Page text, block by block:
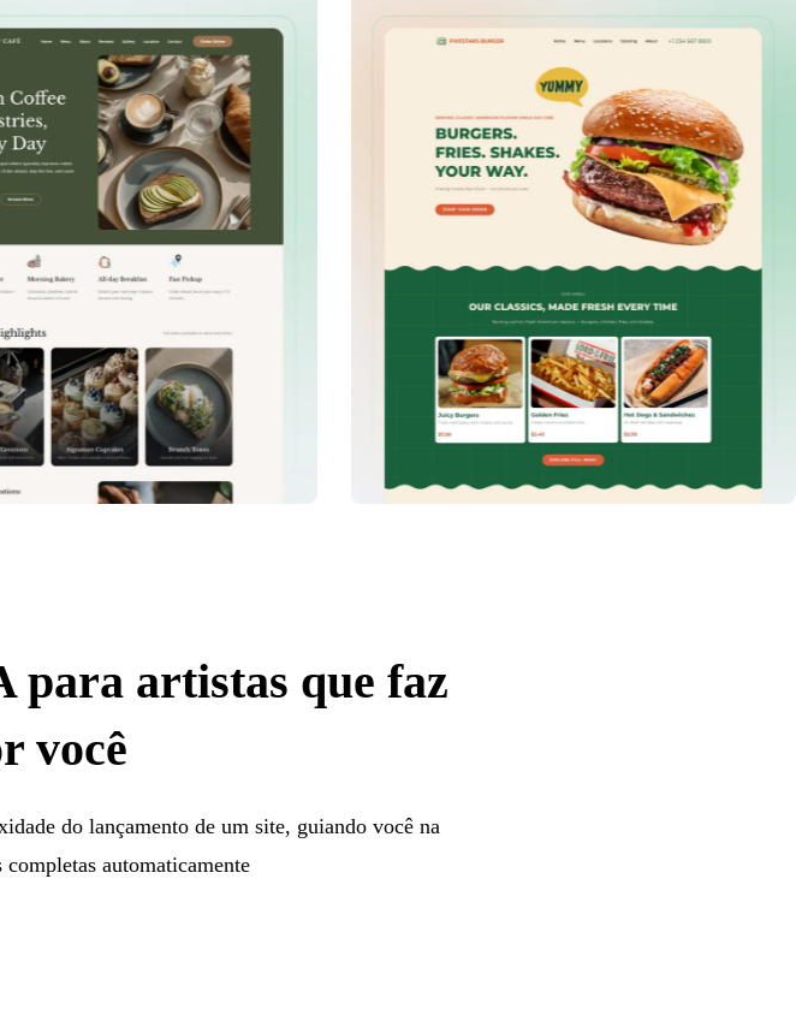
para artistas que faz
você
do lançamento de um site, guiando você na
automaticamente